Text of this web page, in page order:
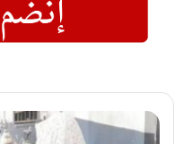
حالة